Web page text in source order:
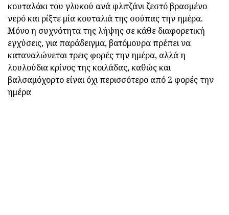
κουταλάκι του γλυκού ανά φλιτζάνι ζεστό βρασμένο
νερό και ρίξτε μία κουταλιά της σούπας την ημέρα.
Μόνο η συχνότητα της λήψης σε κάθε διαφορετική
εγχύσεις, για παράδειγμα, βατόμουρα πρέπει να
καταναλώνεται τρεις φορές την ημέρα, αλλά η
λουλούδια κρίνος της κοιλάδας, καθώς και
βαλσαμόχορτο είναι όχι περισσότερο από 2 φορές την
ημέρα